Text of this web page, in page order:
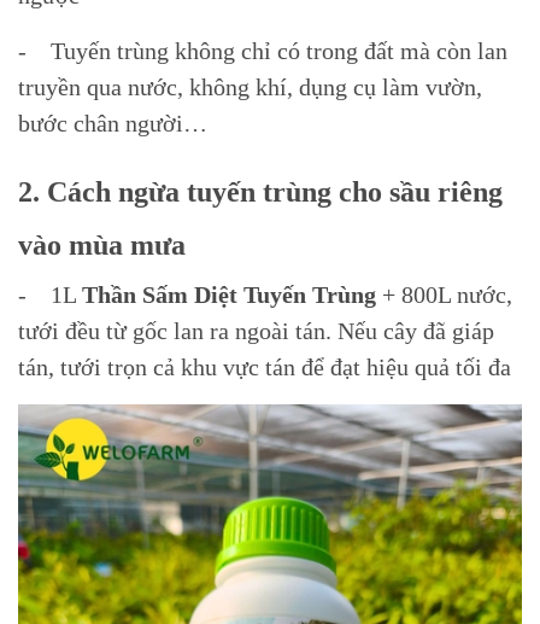
- Tuyến trùng không chỉ có trong đất mà còn lan
truyền qua nước, không khí, dụng cụ làm vườn,
bước chân người…
2. Cách ngừa tuyến trùng cho sầu riêng
vào mùa mưa
- 1L Thần Sấm Diệt Tuyến Trùng + 800L nước,
tưới đều từ gốc lan ra ngoài tán. Nếu cây đã giáp
tán, tưới trọn cả khu vực tán để đạt hiệu quả tối đa